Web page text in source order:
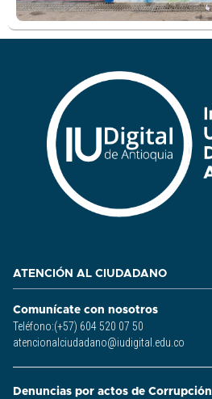
ATENCIÓN AL CIUDADANO
Comunícate con nosotros
Teléfono:(+57) 604 520 07 50
atencionalciudadano@iudigital.edu.co
Denuncias por actos de Corrupción